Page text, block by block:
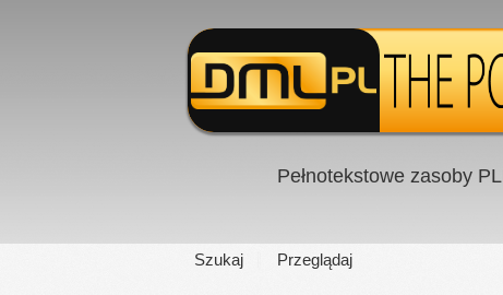
Pełnotekstowe zasoby
Szukaj Przeglądaj